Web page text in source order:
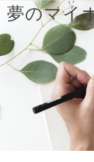
コ
ン
テ
ン
ツ
キ
夢のマイ